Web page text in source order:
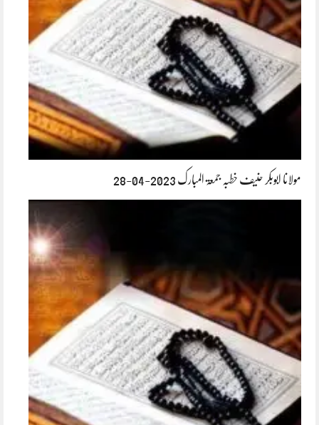
مولانا ابوبکر حنیف خطبہ جمعۃ المبارک 2023-04-28